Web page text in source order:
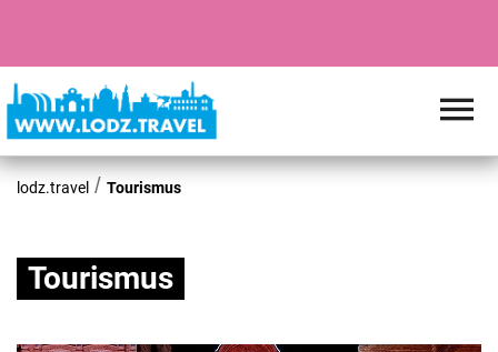
lodz.travel Tourismus
Tourismus